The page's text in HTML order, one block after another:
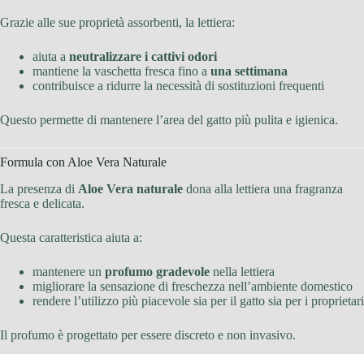
Grazie alle sue proprietà assorbenti, la lettiera:
aiuta a neutralizzare i cattivi odori
mantiene la vaschetta fresca fino a una settimana
contribuisce a ridurre la necessità di sostituzioni frequenti
Questo permette di mantenere l’area del gatto più pulita e igienica.
Formula con Aloe Vera Naturale
La presenza di Aloe Vera naturale dona alla lettiera una fragranza
fresca e delicata.
Questa caratteristica aiuta a:
mantenere un profumo gradevole nella lettiera
migliorare la sensazione di freschezza nell’ambiente domestico
rendere l’utilizzo più piacevole sia per il gatto sia per i proprietari
Il profumo è progettato per essere discreto e non invasivo.